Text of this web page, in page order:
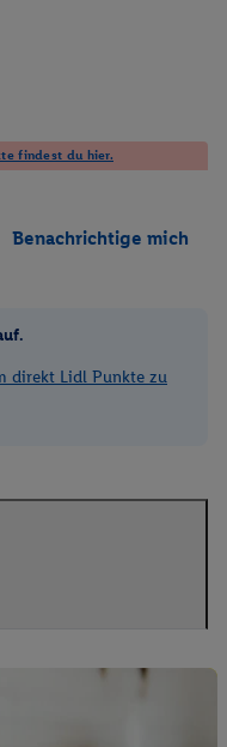
findest du hier.
Benachrichtige mich
direkt Lidl Punkte zu